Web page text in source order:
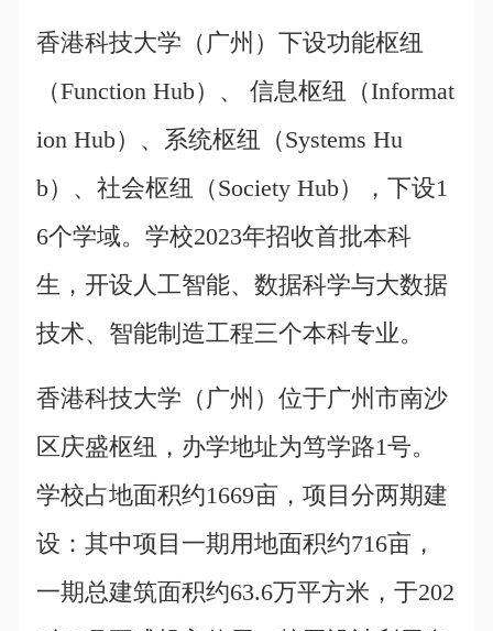
香港科技大学（广州）下设功能枢纽
（Function Hub）、 信息枢纽（Informat
ion Hub）、系统枢纽（Systems Hu
b）、社会枢纽（Society Hub），下设1
6个学域。学校2023年招收首批本科
生，开设人工智能、数据科学与大数据
技术、智能制造工程三个本科专业。
香港科技大学（广州）位于广州市南沙
区庆盛枢纽，办学地址为笃学路1号。
学校占地面积约1669亩，项目分两期建
设：其中项目一期用地面积约716亩，
一期总建筑面积约63.6万平方米，于202